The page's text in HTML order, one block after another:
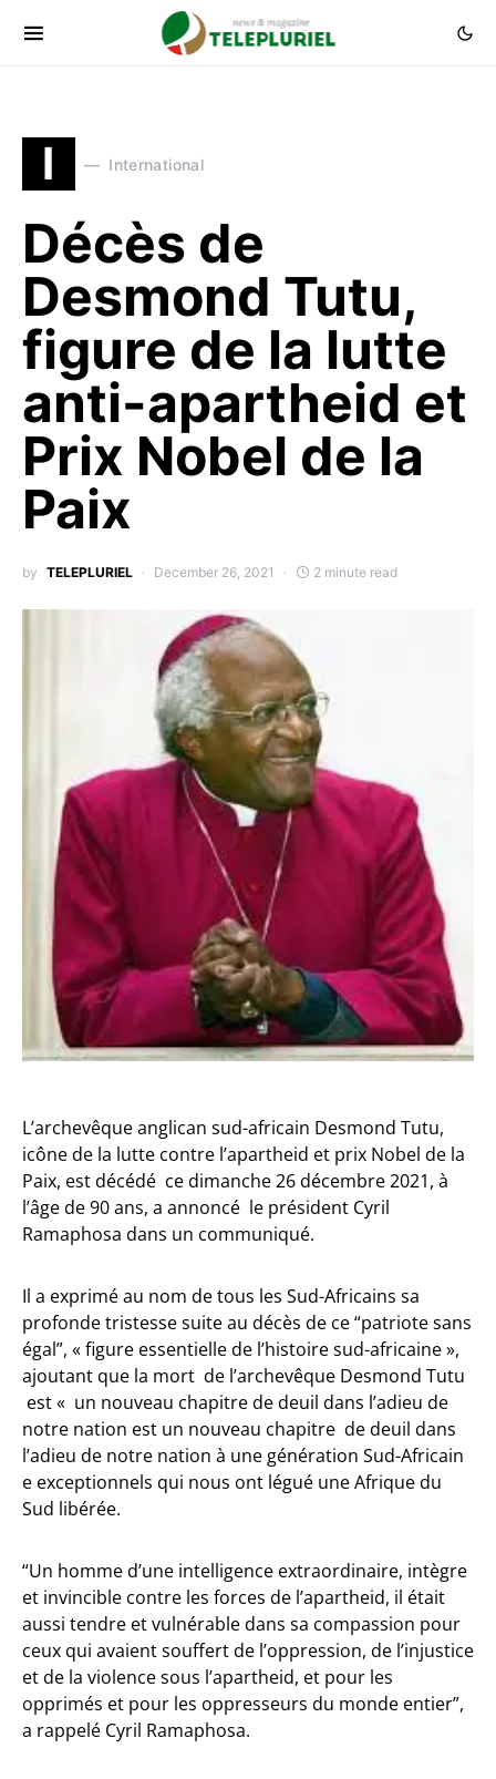
I International
Décès de
Desmond Tutu,
figure de la lutte
anti-apartheid et
Prix Nobel de la
Paix
by TELEPLURIEL December 26, 2021 2 minute read
L’archevêque anglican sud-africain Desmond Tutu,
icône de la lutte contre l’apartheid et prix Nobel de la
Paix, est décédé ce dimanche 26 décembre 2021, à
l’âge de 90 ans, a annoncé le président Cyril
Ramaphosa dans un communiqué.
Il a exprimé au nom de tous les Sud-Africains sa
profonde tristesse suite au décès de ce “patriote sans
égal”, « figure essentielle de l’histoire sud-africaine »,
ajoutant que la mort de l’archevêque Desmond Tutu
est « un nouveau chapitre de deuil dans l’adieu de
notre nation est un nouveau chapitre de deuil dans
l’adieu de notre nation à une génération Sud-Africain
e exceptionnels qui nous ont légué une Afrique du
Sud libérée.
“Un homme d’une intelligence extraordinaire, intègre
et invincible contre les forces de l’apartheid, il était
aussi tendre et vulnérable dans sa compassion pour
ceux qui avaient souffert de l’oppression, de l’injustice
et de la violence sous l’apartheid, et pour les
opprimés et pour les oppresseurs du monde entier”,
a rappelé Cyril Ramaphosa.